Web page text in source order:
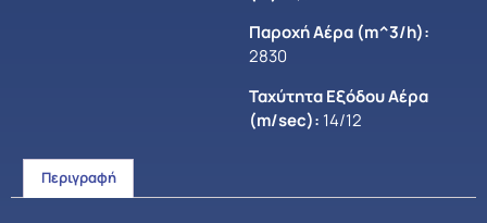
Παροχή Αέρα (m^3/h):
2830
Ταχύτητα Εξόδου Αέρα
(m/sec): 14/12
Περιγραφή